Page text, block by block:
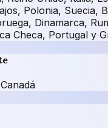
Polonia, Suecia,
Dinamarca,
Checa, Portugal y